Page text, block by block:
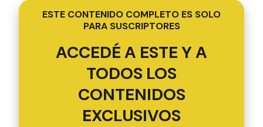
ESTE CONTENIDO COMPLETO ES SOLO
PARA SUSCRIPTORES
ACCEDÉ A ESTE Y A
TODOS LOS
CONTENIDOS
EXCLUSIVOS